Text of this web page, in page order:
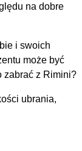
na dobre
i swoich
może być
zabrać z Rimini?
ubrania,